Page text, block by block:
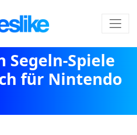
Segeln-Spiele
für Nintendo